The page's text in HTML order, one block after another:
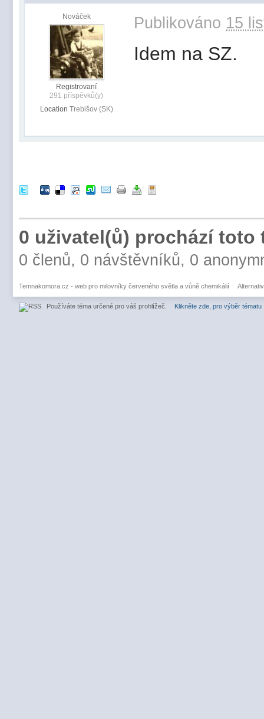
Nováček
Registrovaní
291 příspěvků(y)
Location Trebišov (SK)
Publikováno 15
Idem na SZ.
0 uživatel(ů) prochází toto
0 členů, 0 návštěvníků, 0
Temnakomora.cz - web pro milovníky červeného světla a vůně chemikálií
Používáte téma určené pro váš prohlížeč. Klikněte zde, pro výběr tématu